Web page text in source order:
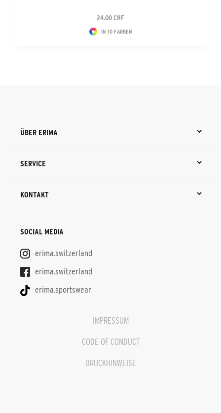
24.00 CHF
IN 10 FARBEN
ÜBER ERIMA
SERVICE
KONTAKT
SOCIAL MEDIA
erima.switzerland
erima.switzerland
erima.sportswear
IMPRESSUM
CODE OF CONDUCT
DRUCKHINWEISE